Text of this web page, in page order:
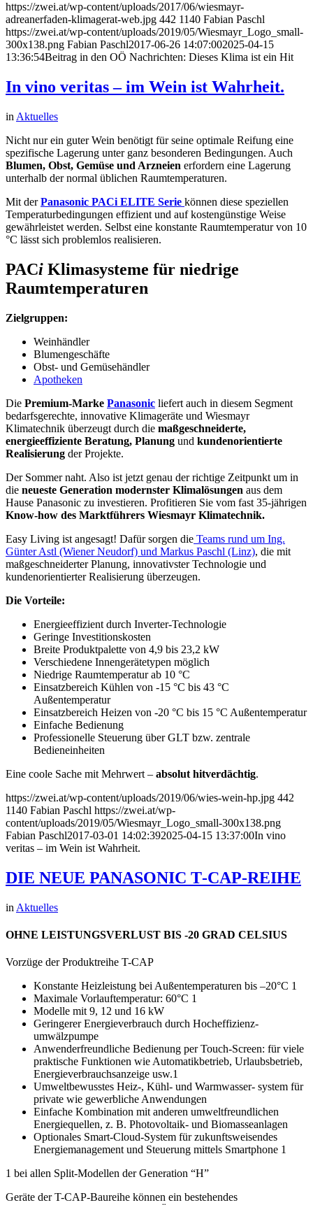
https://zwei.at/wp-content/uploads/2017/06/wiesmayr-
adreanerfaden-klimagerat-web.jpg 442 1140 Fabian Paschl
https://zwei.at/wp-content/uploads/2019/05/Wiesmayr_Logo_small-
300x138.png Fabian Paschl2017-06-26 14:07:002025-04-15
13:36:54Beitrag in den OÖ Nachrichten: Dieses Klima ist ein Hit
In vino veritas – im Wein ist Wahrheit.
in Aktuelles
Nicht nur ein guter Wein benötigt für seine optimale Reifung eine
spezifische Lagerung unter ganz besonderen Bedingungen. Auch
Blumen, Obst, Gemüse und Arzneien erfordern eine Lagerung
unterhalb der normal üblichen Raumtemperaturen.
Mit derPanasonic PACi ELITE Serie können diese speziellen
Temperaturbedingungen effizient und auf kostengünstige Weise
gewährleistet werden. Selbst eine konstante Raumtemperatur von 10
°C lässt sich problemlos realisieren.
PACi Klimasysteme für niedrige
Raumtemperaturen
Zielgruppen:
Weinhändler
Blumengeschäfte
Obst- und Gemüsehändler
Apotheken
Die Premium-Marke Panasonic liefert auch in diesem Segment
bedarfsgerechte, innovative Klimageräte und Wiesmayr
Klimatechnik überzeugt durch die maßgeschneiderte,
energieeffiziente Beratung, Planung und kundenorientierte
Realisierung der Projekte.
Der Sommer naht. Also ist jetzt genau der richtige Zeitpunkt um in
die neueste Generation modernster Klimalösungen aus dem
Hause Panasonic zu investieren. Profitieren Sie vom fast 35-jährigen
Know-how des Marktführers Wiesmayr Klimatechnik.
Easy Living ist angesagt! Dafür sorgen die Teams rund um Ing.
Günter Astl (Wiener Neudorf) und Markus Paschl (Linz), die mit
maßgeschneiderter Planung, innovativster Technologie und
kundenorientierter Realisierung überzeugen.
Die Vorteile:
Energieeffizient durch Inverter-Technologie
Geringe Investitionskosten
Breite Produktpalette von 4,9 bis 23,2 kW
Verschiedene Innengerätetypen möglich
Niedrige Raumtemperatur ab 10 °C
Einsatzbereich Kühlen von -15 °C bis 43 °C
Außentemperatur
Einsatzbereich Heizen von -20 °C bis 15 °C Außentemperatur
Einfache Bedienung
Professionelle Steuerung über GLT bzw. zentrale
Bedieneinheiten
Eine coole Sache mit Mehrwert – absolut hitverdächtig.
https://zwei.at/wp-content/uploads/2019/06/wies-wein-hp.jpg 442
1140 Fabian Paschl https://zwei.at/wp-
content/uploads/2019/05/Wiesmayr_Logo_small-300x138.png
Fabian Paschl2017-03-01 14:02:392025-04-15 13:37:00In vino
veritas – im Wein ist Wahrheit.
DIE NEUE PANASONIC T‐CAP‐REIHE
in Aktuelles
OHNE LEISTUNGSVERLUST BIS ‐20 GRAD CELSIUS
Vorzüge der Produktreihe T-CAP
Konstante Heizleistung bei Außentemperaturen bis –20°C 1
Maximale Vorlauftemperatur: 60°C 1
Modelle mit 9, 12 und 16 kW
Geringerer Energieverbrauch durch Hocheffizienz-
umwälzpumpe
Anwenderfreundliche Bedienung per Touch-Screen: für viele
praktische Funktionen wie Automatikbetrieb, Urlaubsbetrieb,
Energieverbrauchsanzeige usw.1
Umweltbewusstes Heiz-, Kühl- und Warmwasser- system für
private wie gewerbliche Anwendungen
Einfache Kombination mit anderen umweltfreundlichen
Energiequellen, z. B. Photovoltaik- und Biomasseanlagen
Optionales Smart-Cloud-System für zukunftsweisendes
Energiemanagement und Steuerung mittels Smartphone 1
1 bei allen Split-Modellen der Generation “H”
Geräte der T-CAP-Baureihe können ein bestehendes